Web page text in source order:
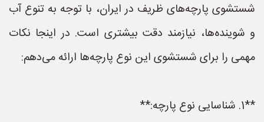
شستشوی پارچه‌های ظریف در ایران، با توجه به تنوع آب
و شوینده‌ها، نیازمند دقت بیشتری است. در اینجا نکات
مهمی را برای شستشوی این نوع پارچه‌ها ارائه می‌دهم:
**1. شناسایی نوع پارچه:**